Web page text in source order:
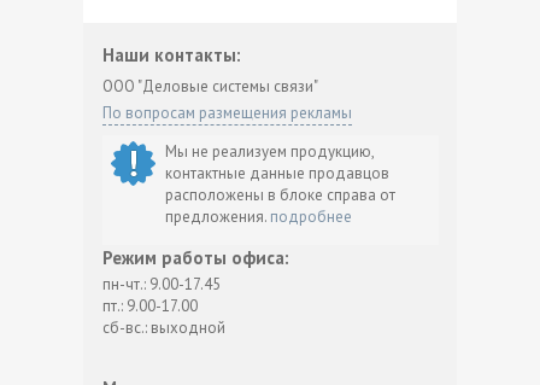
Наши контакты:
ООО "Деловые системы связи"
По вопросам размещения рекламы
Мы не реализуем продукцию,
контактные данные продавцов
расположены в блоке справа от
предложения. подробнее
Режим работы офиса:
пн-чт.: 9.00-17.45
пт.: 9.00-17.00
сб-вс.: выходной